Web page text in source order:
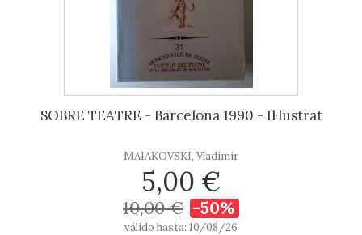
SOBRE TEATRE - Barcelona 1990 - Il·lustrat
MAIAKOVSKI, Vladímir
5,00 €
10,00 € -50%
válido hasta: 10/08/26